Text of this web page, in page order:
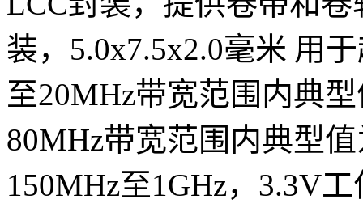
装，5.0x7.5x2.0毫米 用
至20MHz带宽范围内典型
80MHz带宽范围内典型
150MHz至1GHz，3.3V